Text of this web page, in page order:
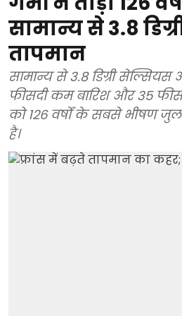
सामान्य से 3.8
तापमान
सामान्य से 3.8 डिग्री सेल्सियस
फीसदी कम बारिश और 35
को 126 वर्षों के सबसे भीषण
है।